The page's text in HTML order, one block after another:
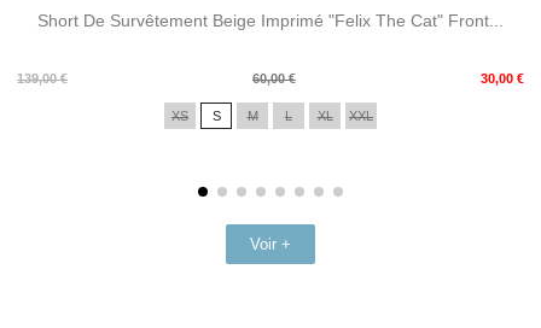
Short De Survêtement Beige Imprimé "Felix The Cat" Front...
139,00 €
Prix
60,00 € 30,00 €
Prix
XS S M L XL XXL
Voir +